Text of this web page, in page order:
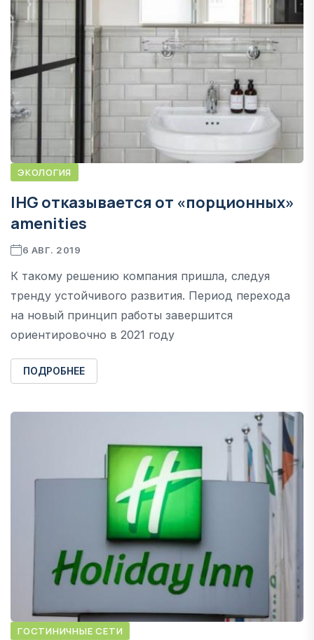
ЭКОЛОГИЯ
IHG отказывается от «порционных»
amenities
6 АВГ. 2019
К такому решению компания пришла, следуя
тренду устойчивого развития. Период перехода
на новый принцип работы завершится
ориентировочно в 2021 году
ПОДРОБНЕЕ
ГОСТИНИЧНЫЕ СЕТИ